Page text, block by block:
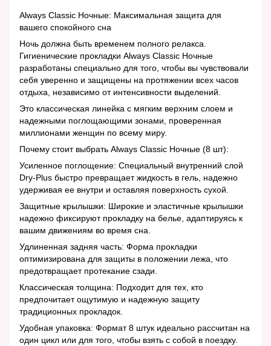
Always Classic Ночные: Максимальная защита для
вашего спокойного сна
Ночь должна быть временем полного релакса.
Гигиенические прокладки Always Classic Ночные
разработаны специально для того, чтобы вы чувствовали
себя уверенно и защищены на протяжении всех часов
отдыха, независимо от интенсивности выделений.
Это классическая линейка с мягким верхним слоем и
надежными поглощающими зонами, проверенная
миллионами женщин по всему миру.
Почему стоит выбрать Always Classic Ночные (8 шт):
Усиленное поглощение: Специальный внутренний слой
Dry-Plus быстро превращает жидкость в гель, надежно
удерживая ее внутри и оставляя поверхность сухой.
Защитные крылышки: Широкие и эластичные крылышки
надежно фиксируют прокладку на белье, адаптируясь к
вашим движениям во время сна.
Удлиненная задняя часть: Форма прокладки
оптимизирована для защиты в положении лежа, что
предотвращает протекание сзади.
Классическая толщина: Подходит для тех, кто
предпочитает ощутимую и надежную защиту
традиционных прокладок.
Удобная упаковка: Формат 8 штук идеально рассчитан на
один цикл или для того, чтобы взять с собой в поездку.